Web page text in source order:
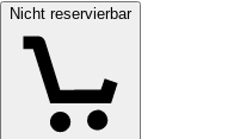
Nicht reservierbar